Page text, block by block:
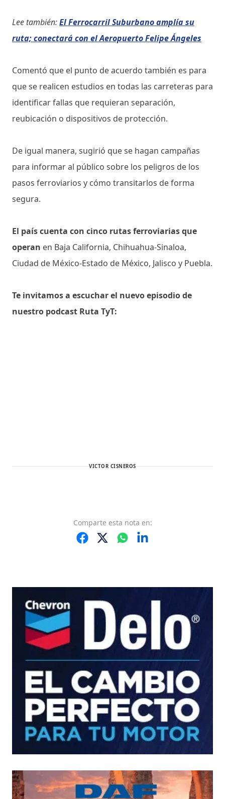
Lee también:El Ferrocarril Suburbano amplía su
ruta; conectará con el Aeropuerto Felipe Ángeles
Comentó que el punto de acuerdo también es para
que se realicen estudios en todas las carreteras para
identificar fallas que requieran separación,
reubicación o dispositivos de protección.
De igual manera, sugirió que se hagan campañas
para informar al público sobre los peligros de los
pasos ferroviarios y cómo transitarlos de forma
segura.
El país cuenta con cinco rutas ferroviarias que
operan en Baja California, Chihuahua-Sinaloa,
Ciudad de México-Estado de México, Jalisco y Puebla.
Te invitamos a escuchar el nuevo episodio de
nuestro podcast Ruta TyT:
VICTOR CISNEROS
Comparte esta nota en: